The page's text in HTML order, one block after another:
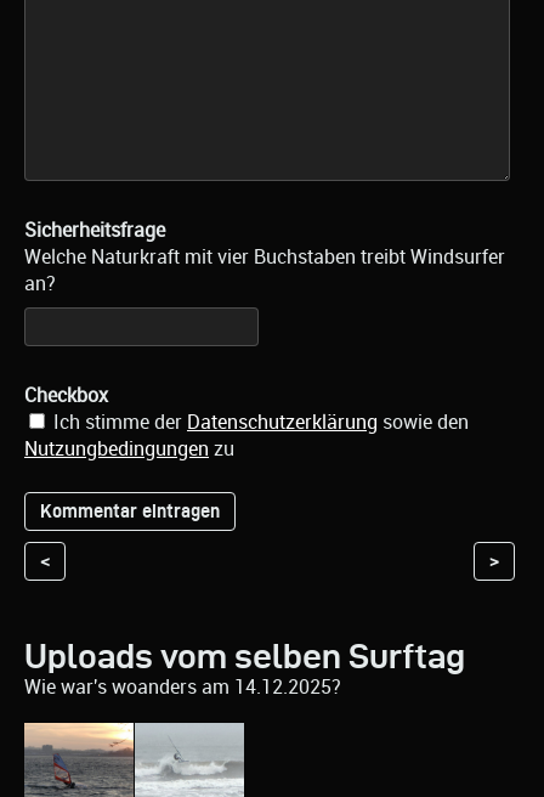
Sicherheitsfrage
Welche Naturkraft mit vier Buchstaben treibt Windsurfer
an?
Checkbox
Ich stimme der Datenschutzerklärung sowie den
Nutzungbedingungen zu
< >
Uploads vom selben Surftag
Wie war's woanders am 14.12.2025?